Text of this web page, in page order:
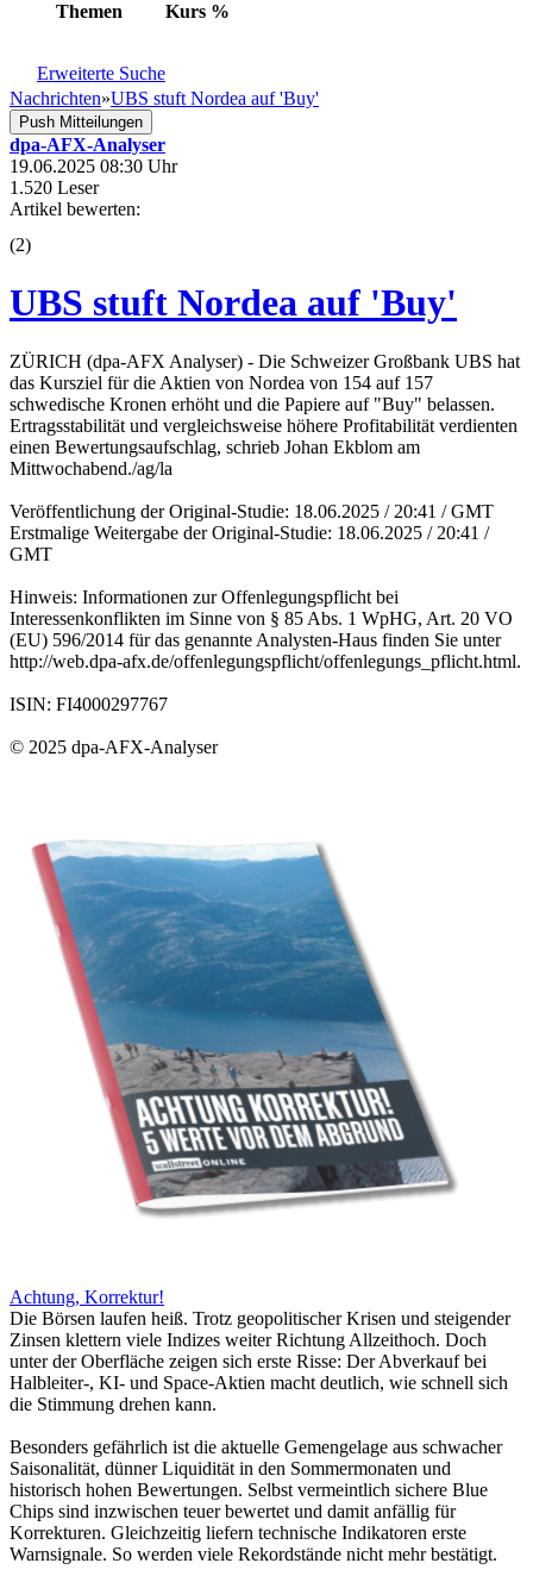
Themen Kurs %
Erweiterte Suche
Nachrichten»UBS stuft Nordea auf 'Buy'
Push Mitteilungen
dpa-AFX-Analyser
19.06.2025 08:30 Uhr
1.520 Leser
Artikel bewerten:
(2)
UBS stuft Nordea auf 'Buy'
ZÜRICH (dpa-AFX Analyser) - Die Schweizer Großbank UBS hat
das Kursziel für die Aktien von Nordea von 154 auf 157
schwedische Kronen erhöht und die Papiere auf "Buy" belassen.
Ertragsstabilität und vergleichsweise höhere Profitabilität verdienten
einen Bewertungsaufschlag, schrieb Johan Ekblom am
Mittwochabend./ag/la
Veröffentlichung der Original-Studie: 18.06.2025 / 20:41 / GMT
Erstmalige Weitergabe der Original-Studie: 18.06.2025 / 20:41 /
GMT
Hinweis: Informationen zur Offenlegungspflicht bei
Interessenkonflikten im Sinne von § 85 Abs. 1 WpHG, Art. 20 VO
(EU) 596/2014 für das genannte Analysten-Haus finden Sie unter
http://web.dpa-afx.de/offenlegungspflicht/offenlegungs_pflicht.html.
ISIN: FI4000297767
© 2025 dpa-AFX-Analyser
Achtung, Korrektur!
Die Börsen laufen heiß. Trotz geopolitischer Krisen und steigender
Zinsen klettern viele Indizes weiter Richtung Allzeithoch. Doch
unter der Oberfläche zeigen sich erste Risse: Der Abverkauf bei
Halbleiter-, KI- und Space-Aktien macht deutlich, wie schnell sich
die Stimmung drehen kann.
Besonders gefährlich ist die aktuelle Gemengelage aus schwacher
Saisonalität, dünner Liquidität in den Sommermonaten und
historisch hohen Bewertungen. Selbst vermeintlich sichere Blue
Chips sind inzwischen teuer bewertet und damit anfällig für
Korrekturen. Gleichzeitig liefern technische Indikatoren erste
Warnsignale. So werden viele Rekordstände nicht mehr bestätigt.